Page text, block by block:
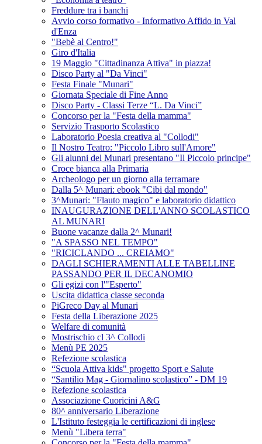
Freddure tra i banchi
Avvio corso formativo - Informativo Affido in Val
d'Enza
"Bebè al Centro!"
Giro d'Italia
19 Maggio "Cittadinanza Attiva" in piazza!
Disco Party al "Da Vinci"
Festa Finale "Munari"
Giornata Speciale di Fine Anno
Disco Party - Classi Terze “L. Da Vinci”
Concorso per la "Festa della mamma"
Servizio Trasporto Scolastico
Laboratorio Poesia creativa al "Collodi"
Il Nostro Teatro: "Piccolo Libro sull'Amore"
Gli alunni del Munari presentano "Il Piccolo principe"
Croce bianca alla Primaria
Archeologo per un giorno alla terramare
Dalla 5^ Munari: ebook "Cibi dal mondo"
3^Munari: "Flauto magico" e laboratorio didattico
INAUGURAZIONE DELL'ANNO SCOLASTICO
AL MUNARI
Buone vacanze dalla 2^ Munari!
"A SPASSO NEL TEMPO"
"RICICLANDO ... CREIAMO"
DAGLI SCHIERAMENTI ALLE TABELLINE
PASSANDO PER IL DECANOMIO
Gli egizi con l'"Esperto"
Uscita didattica classe seconda
PiGreco Day al Munari
Festa della Liberazione 2025
Welfare di comunità
Mostrischio cl 3^ Collodi
Menù PE 2025
Refezione scolastica
“Scuola Attiva kids" progetto Sport e Salute
“Santilio Mag - Giornalino scolastico” - DM 19
Refezione scolastica
Associazione Cuoricini A&G
80^ anniversario Liberazione
L'Istituto festeggia le certificazioni di inglese
Menù "Libera terra"